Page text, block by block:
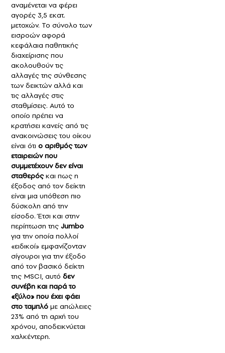
αναμένεται να φέρει
αγορές 3,5 εκατ.
μετοχών. Το σύνολο των
εισροών αφορά
κεφάλαια παθητικής
διαχείρισης που
ακολουθούν τις
αλλαγές της σύνθεσης
των δεικτών αλλά και
τις αλλαγές στις
σταθμίσεις. Αυτό το
οποίο πρέπει να
κρατήσει κανείς από τις
ανακοινώσεις του οίκου
είναι ότι ο αριθμός των
εταιρειών που
συμμετέχουν δεν είναι
σταθερόςκαι πως η
έξοδος από τον δείκτη
είναι μια υπόθεση πιο
δύσκολη από την
είσοδο. Έτσι και στην
περίπτωση της Jumbo
για την οποία πολλοί
«ειδικοί» εμφανίζονταν
σίγουροι για την έξοδο
από τον βασικό δείκτη
της MSCI, αυτό δεν
συνέβη και παρά το
«ξύλο» που έχει φάει
στο ταμπλό με απώλειες
23% από τη αρχή του
χρόνου, αποδεικνύεται
χαλκέντερη.